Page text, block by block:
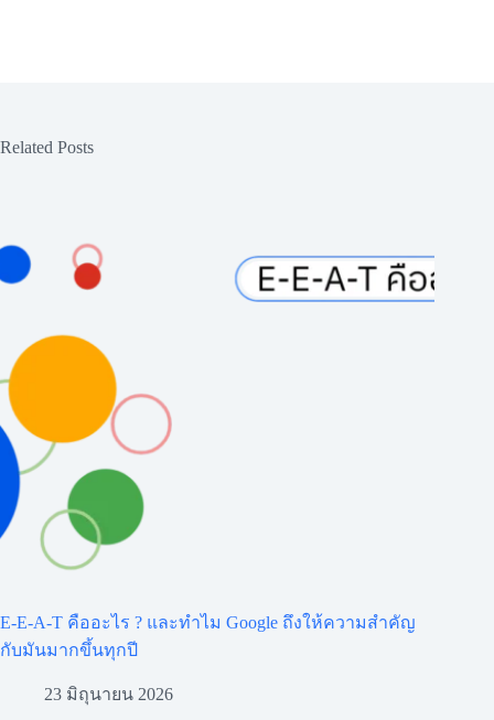
Related Posts
E-E-A-T คืออะไร ? และทำไม Google ถึงให้ความสำคัญ
กับมันมากขึ้นทุกปี
23 มิถุนายน 2026